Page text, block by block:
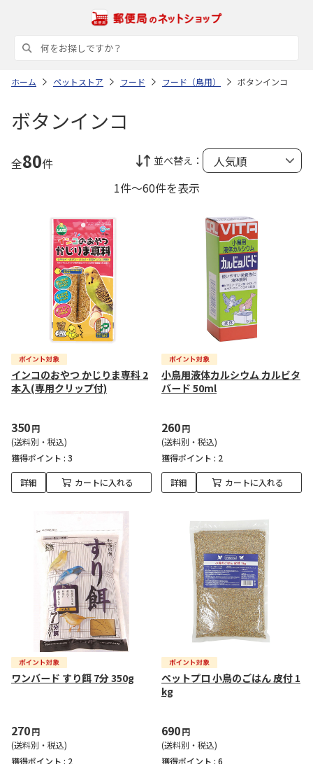
ホーム ペットストア フード フード（鳥用） ボタンインコ
ボタンインコ
全80件 並べ替え：
1件～60件を表示
インコのおやつ かじりま専科 2
本入(専用クリップ付)
350円
(送料別・税込)
獲得ポイント : 3
詳細 カートに入れる
小鳥用液体カルシウム カルビタ
バード 50ml
260円
(送料別・税込)
獲得ポイント : 2
詳細 カートに入れる
ワンバード すり餌 7分 350g
270円
(送料別・税込)
獲得ポイント : 2
ペットプロ 小鳥のごはん 皮付 1
kg
690円
(送料別・税込)
獲得ポイント : 6